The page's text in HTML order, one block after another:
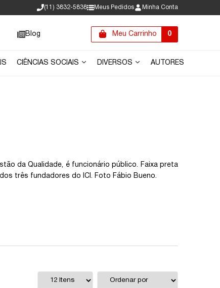
(11) 3832-5838 Meus Pedidos Minha Conta
Blog Meu Carrinho 0
CIÊNCIAS SOCIAIS DIVERSOS AUTORES
da Qualidade, é funcionário público. Faixa preta
três fundadores do ICI. Foto Fábio Bueno.